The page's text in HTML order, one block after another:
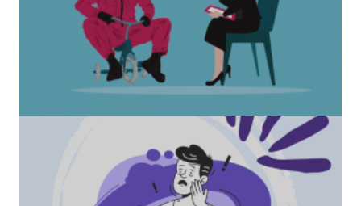
“Squid Game” Bize Ne Anlatmak İstiyor?